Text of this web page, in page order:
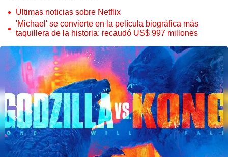
Últimas noticias sobre Netflix
'Michael' se convierte en la película biográfica más
taquillera de la historia: recaudó US$ 997 millones